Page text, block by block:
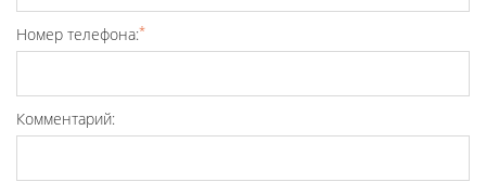
Номер телефона:*
Комментарий: